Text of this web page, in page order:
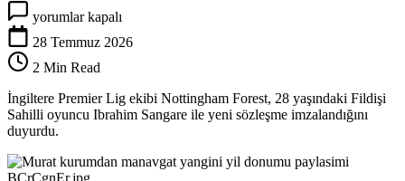
Forest’tan
Ibrahim
yeni
için
yorumlar kapalı
28 Temmuz 2026
2 Min Read
İngiltere Premier Lig ekibi Nottingham Forest, 28 yaşındaki Fildişi
Sahilli oyuncu Ibrahim Sangare ile yeni sözleşme imzalandığını
duyurdu.